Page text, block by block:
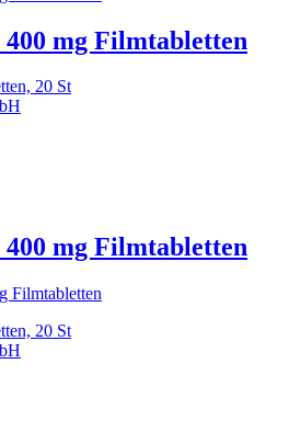
mg Filmtabletten
20 St
mg Filmtabletten
20 St